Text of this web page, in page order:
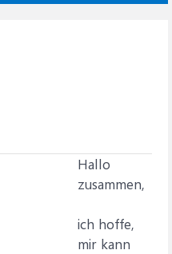
Hallo
zusammen,
ich hoffe,
mir kann